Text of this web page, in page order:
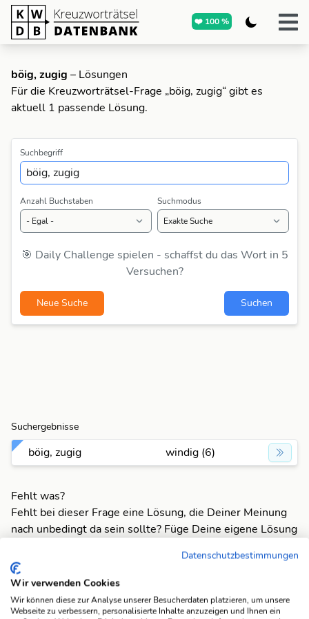
❤️ 100 %
böig, zugig – Lösungen
Für die Kreuzworträtsel-Frage „böig, zugig“ gibt es
aktuell 1 passende Lösung.
Suchbegriff
Anzahl Buchstaben Suchmodus
🎯 Daily Challenge spielen - schaffst du das Wort in 5
Versuchen?
Neue Suche Suchen
Suchergebnisse
böig, zugig windig (6)
Fehlt was?
Fehlt bei dieser Frage eine Lösung, die Deiner Meinung
nach unbedingt da sein sollte? Füge Deine eigene Lösung
Mach mit und registriere dich!
Suchfunktionen
Datenschutzbestimmungen
Wir verwenden Cookies
Wir können diese zur Analyse unserer Besucherdaten platzieren, um unsere
Webseite zu verbessern, personalisierte Inhalte anzuzeigen und Ihnen ein